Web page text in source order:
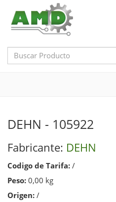
Search
Bar
DEHN - 105922
Fabricante: DEHN
Codigo de Tarifa: /
Peso: 0,00 kg
Origen: /